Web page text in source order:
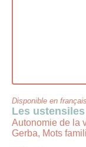
Disponible en
Les
Autonomie de la
Gerba, Mots